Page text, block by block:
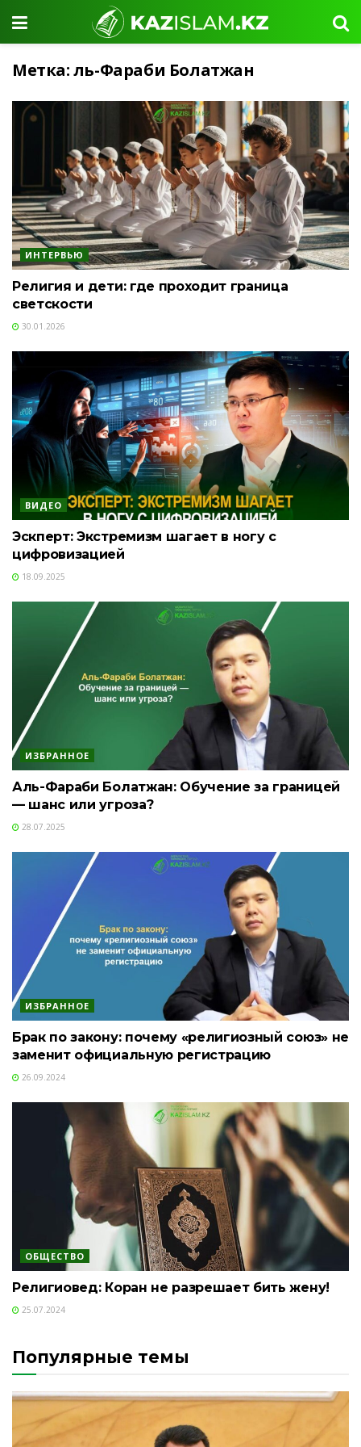
Метка:Әль-Фараби Болатжан
ИНТЕРВЬЮ
Религия и дети: где проходит граница
светскости
30.01.2026
ВИДЕО
Эскперт: Экстремизм шагает в ногу с
цифровизацией
18.09.2025
ИЗБРАННОЕ
Аль-Фараби Болатжан: Обучение за границей
— шанс или угроза?
28.07.2025
ИЗБРАННОЕ
Брак по закону: почему «религиозный союз» не
заменит официальную регистрацию
26.09.2024
ОБЩЕСТВО
Религиовед: Коран не разрешает бить жену!
25.07.2024
Популярные темы